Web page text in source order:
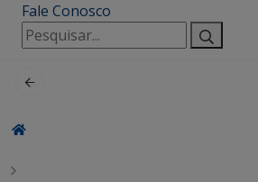
Fale Conosco
Pesquisar
por: